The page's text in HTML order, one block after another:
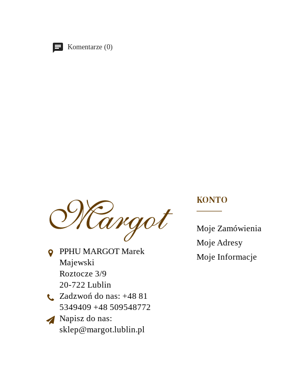
Komentarze (0)
PPHU MARGOT Marek
Majewski
Roztocze 3/9
20-722 Lublin
Zadzwoń do nas: +48 81
5349409 +48 509548772
Napisz do nas:
sklep@margot.lublin.pl
KONTO
Moje Zamówienia
Moje Adresy
Moje Informacje